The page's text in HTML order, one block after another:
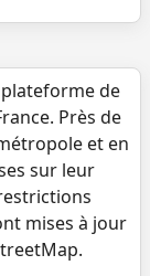
de
Près de
et en
sur leur
mises à jour